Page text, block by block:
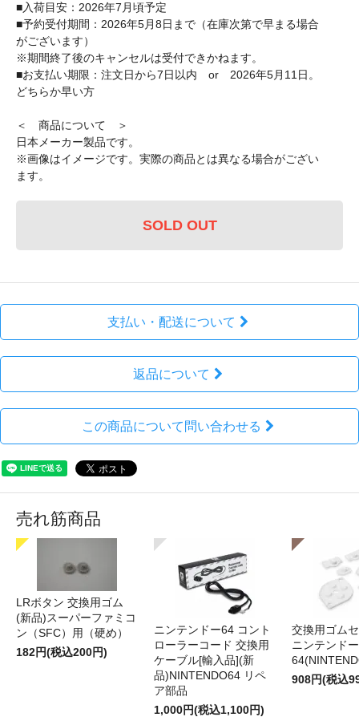
■入荷目安：2026年7月頃予定
■予約受付期間：2026年5月8日まで（在庫次第で早まる場合
がございます）
※期間終了後のキャンセルは受付できかねます。
■お支払い期限：注文日から7日以内 or 2026年5月11日。
どちらか早い方
＜ 商品について ＞
日本メーカー製品です。
※画像はイメージです。実際の商品とは異なる場合がござい
ます。
SOLD OUT
支払い・配送について
返品について
この商品について問い合わせる
売れ筋商品
LRボタン 交換用ゴム
(新品)スーパーファミコ
ン（SFC）用（硬め）
182円(税込200円)
ニンテンドー64 コント
ローラーコード 交換用
ケーブル[輸入品](新
品)NINTENDO64 リペ
ア部品
1,000円(税込1,100円)
交換用ゴム
ニンテンドー
908円(税込